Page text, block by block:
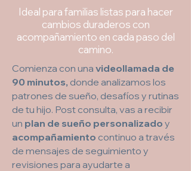
Ideal para familias listas para hacer
cambios duraderos con
acompañamiento en cada paso del
camino.
Comienza con una videollamada de
90 minutos, donde analizamos los
patrones de sueño, desafíos y rutinas
de tu hijo. Post consulta, vas a recibir
un plan de sueño personalizado y
acompañamiento continuo a través
de mensajes de seguimiento y
revisiones para ayudarte a